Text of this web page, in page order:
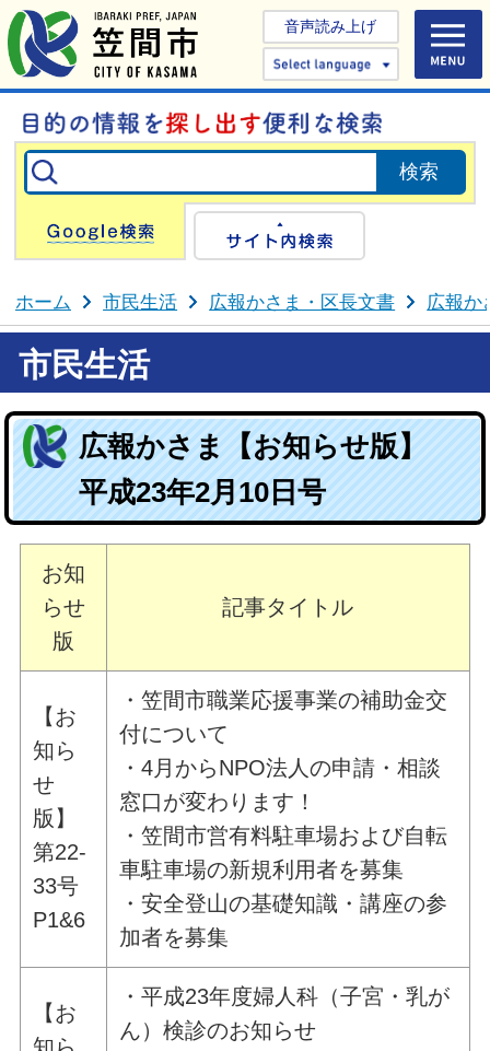
音声読み上げ
Select
Google検索
ホーム 市民生活 広報かさま・区長文書 広報か
市民生活
広報かさま【お知らせ版】
平成23年2月10日号
お知
らせ
版
記事タイトル
【お
知ら
せ
版】
第22-
33号
P1&6
・笠間市職業応援事業の補助金交
付について
・4月からNPO法人の申請・相談
窓口が変わります！
・笠間市営有料駐車場および自転
車駐車場の新規利用者を募集
・安全登山の基礎知識・講座の参
加者を募集
【お
・平成23年度婦人科（子宮・乳が
ん）検診のお知らせ